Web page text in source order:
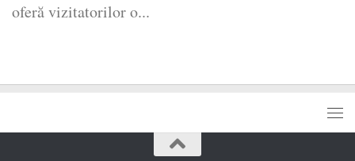
oferă vizitatorilor o...